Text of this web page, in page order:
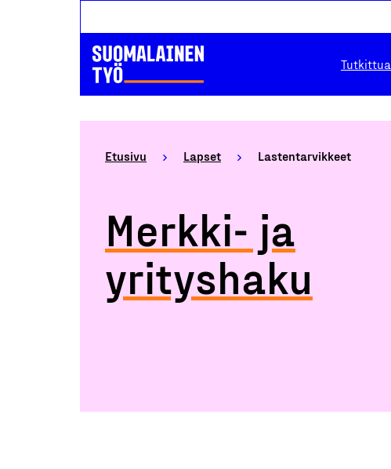
Tutkittua
Etusivu Lapset Lastentarvikkeet
Merkki- ja
yrityshaku